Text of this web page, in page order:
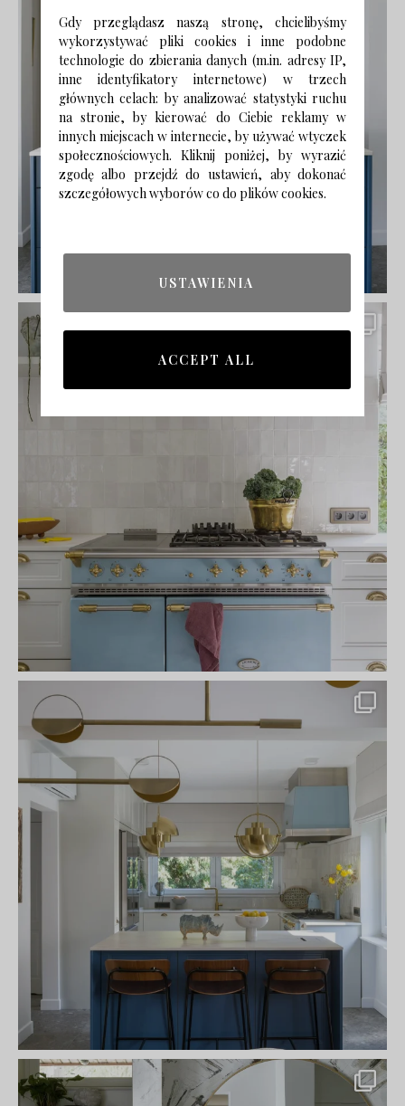
Gdy przeglądasz naszą stronę, chcielibyśmy
wykorzystywać pliki cookies i inne podobne
technologie do zbierania danych (m.in. adresy IP,
inne identyfikatory internetowe) w trzech
głównych celach: by analizować statystyki ruchu
na stronie, by kierować do Ciebie reklamy w
innych miejscach w internecie, by używać wtyczek
społecznościowych. Kliknij poniżej, by wyrazić
zgodę albo przejdź do ustawień, aby dokonać
szczegółowych wyborów co do plików cookies.
USTAWIENIA
ACCEPT ALL